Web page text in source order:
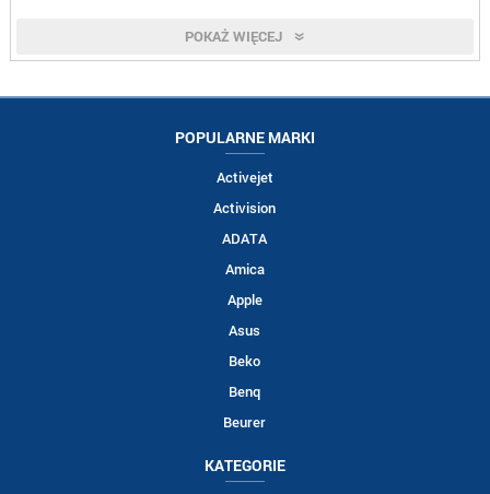
POKAŻ WIĘCEJ
POPULARNE MARKI
Activejet
Activision
ADATA
Amica
Apple
Asus
Beko
Benq
Beurer
KATEGORIE